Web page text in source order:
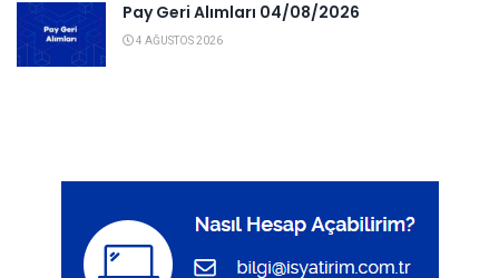
Pay Geri Alımları 04/08/2026
4 AĞUSTOS 2026